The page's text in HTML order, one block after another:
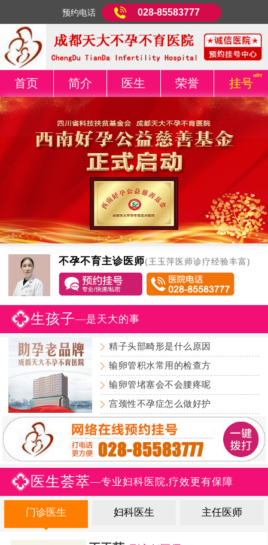
预约电话 028-85583777
首页 简介 医生 荣誉 挂号
不孕不育主诊医师(王玉萍医师诊疗经验丰富)
生孩子—是天大的事
精子头部畸形是什么原因
输卵管积水常用的检查方
输卵管堵塞会不会腰疼呢
宫颈性不孕症怎么做好护
医生荟萃—专业妇科医院,疗效更有保障
门诊医生 妇科医生 主任医师